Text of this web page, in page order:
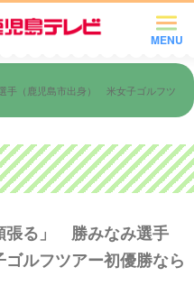
MENU
手（鹿児島市出身） 米女子ゴルフツ
張る」 勝みなみ選手
ルフツアー初優勝なら